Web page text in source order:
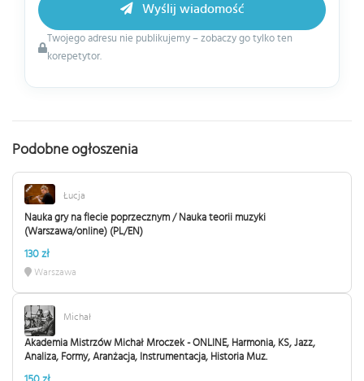
Twojego adresu nie publikujemy – zobaczy go tylko ten
korepetytor.
Wyślij wiadomość
Podobne ogłoszenia
Łucja
Nauka gry na flecie poprzecznym / Nauka teorii muzyki
(Warszawa/online) (PL/EN)
130 zł
Warszawa
Michał
Akademia Mistrzów Michał Mroczek - ONLINE, Harmonia, KS, Jazz,
Analiza, Formy, Aranżacja, Instrumentacja, Historia Muz.